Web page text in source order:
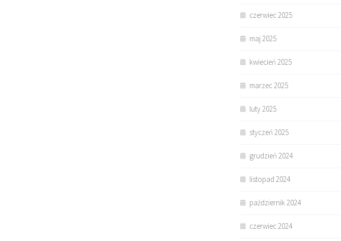
czerwiec 2025
maj 2025
kwiecień 2025
marzec 2025
luty 2025
styczeń 2025
grudzień 2024
listopad 2024
październik 2024
czerwiec 2024